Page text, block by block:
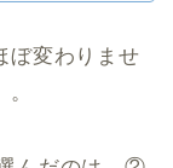
ぼ変わりませ